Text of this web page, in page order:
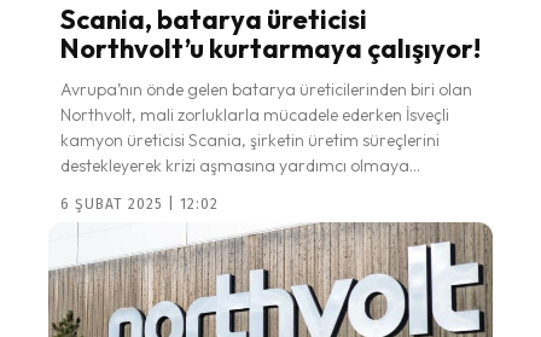
Scania, batarya üreticisi
Northvolt’u kurtarmaya çalışıyor!
Avrupa’nın önde gelen batarya üreticilerinden biri olan
Northvolt, mali zorluklarla mücadele ederken İsveçli
kamyon üreticisi Scania, şirketin üretim süreçlerini
destekleyerek krizi aşmasına yardımcı olmaya...
6 ŞUBAT 2025 | 12:02